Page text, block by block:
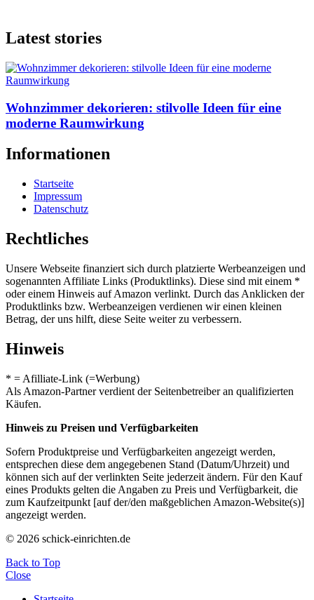
Latest stories
Wohnzimmer dekorieren: stilvolle Ideen für eine
moderne Raumwirkung
Informationen
Startseite
Impressum
Datenschutz
Rechtliches
Unsere Webseite finanziert sich durch platzierte Werbeanzeigen und
sogenannten Affiliate Links (Produktlinks). Diese sind mit einem *
oder einem Hinweis auf Amazon verlinkt. Durch das Anklicken der
Produktlinks bzw. Werbeanzeigen verdienen wir einen kleinen
Betrag, der uns hilft, diese Seite weiter zu verbessern.
Hinweis
* = Afilliate-Link (=Werbung)
Als Amazon-Partner verdient der Seitenbetreiber an qualifizierten
Käufen.
Hinweis zu Preisen und Verfügbarkeiten
Sofern Produktpreise und Verfügbarkeiten angezeigt werden,
entsprechen diese dem angegebenen Stand (Datum/Uhrzeit) und
können sich auf der verlinkten Seite jederzeit ändern. Für den Kauf
eines Produkts gelten die Angaben zu Preis und Verfügbarkeit, die
zum Kaufzeitpunkt [auf der/den maßgeblichen Amazon-Website(s)]
angezeigt werden.
© 2026 schick-einrichten.de
Back to Top
Close